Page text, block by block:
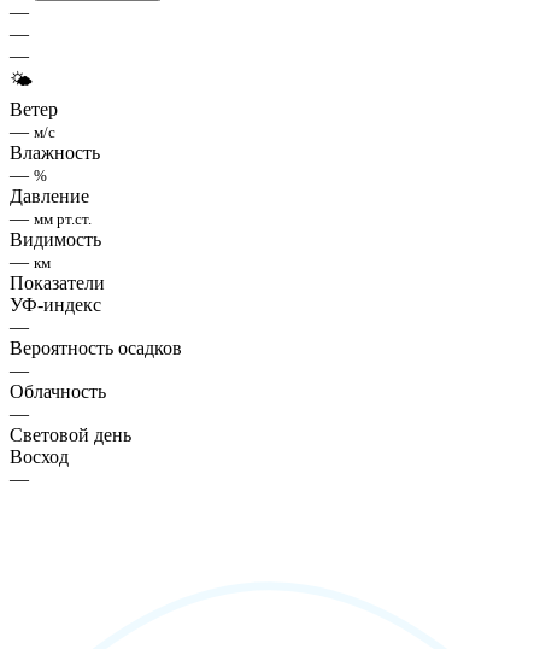
—
—
—
🌤
Ветер
— м/с
Влажность
— %
Давление
— мм рт.ст.
Видимость
— км
Показатели
УФ-индекс
—
Вероятность осадков
—
Облачность
—
Световой день
Восход
—